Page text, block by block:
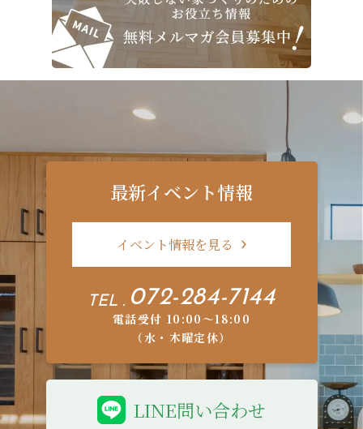
最新イベント情報
イベント情報を見る
TEL . 072-284-7144
電話受付 10:00〜18:00
（水・木曜定休）
LINE問い合わせ